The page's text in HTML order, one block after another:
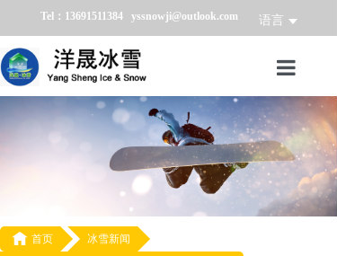
Tel：13691511384 yssnowji@outlook.com 语言
首页
冰雪产品
冰雪业务
 首页
冰雪新闻